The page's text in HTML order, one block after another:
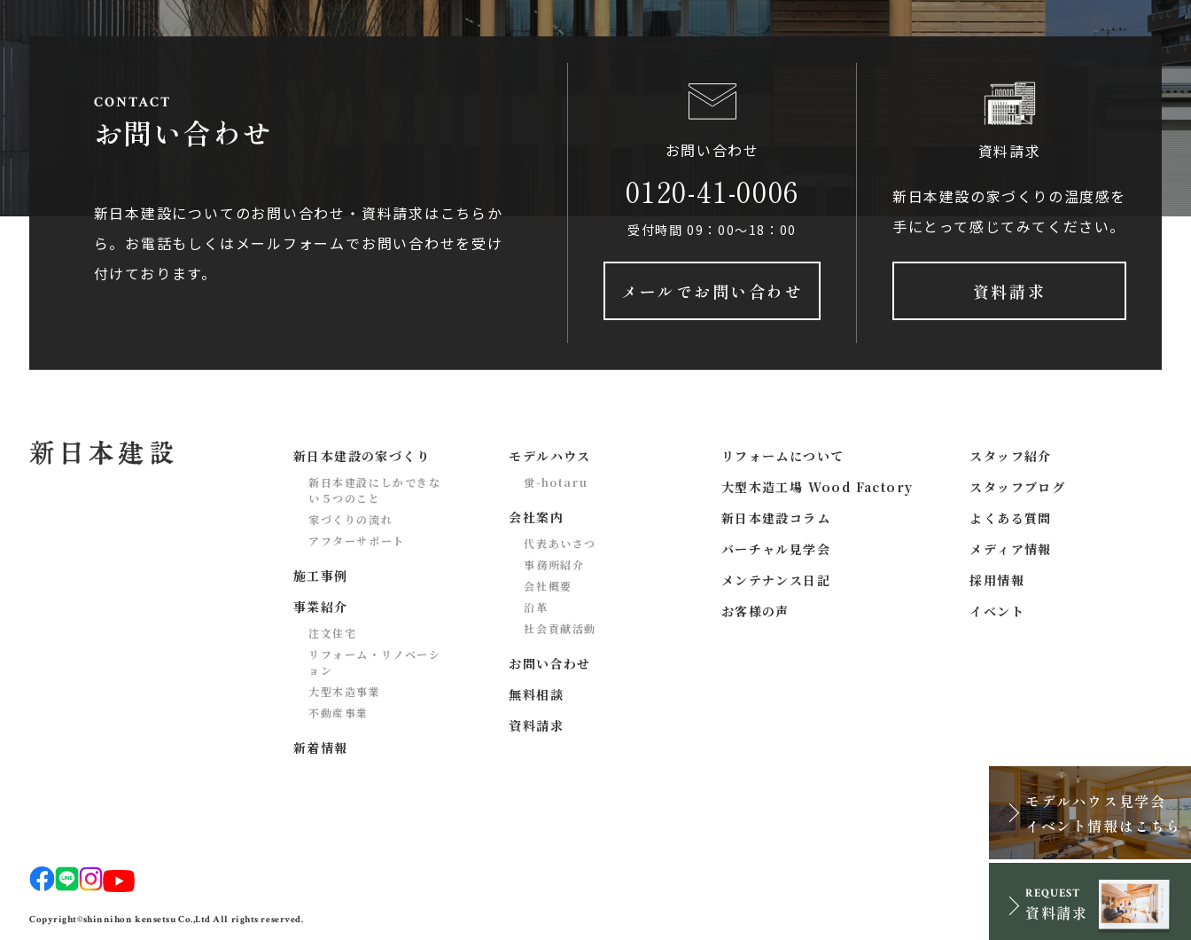
お問い合わせ
新日本建設についてのお問い合わせ・資料請求はこちらか
ら。お電話もしくはメールフォームでお問い合わせを受け
付けております。
お問い合わせ
0120-41-0006
受付時間 09：00〜18：00
メールでお問い合わせ
資料請求
新日本建設の家づくりの温度感を
手にとって感じてみてください。
資料請求
新日本建設の家づくり
新日本建設にしかできな
い５つのこと
家づくりの流れ
アフターサポート
施工事例
事業紹介
注文住宅
リフォーム・リノベーシ
ョン
大型木造事業
不動産事業
新着情報
モデルハウス
蛍-hotaru
会社案内
代表あいさつ
事務所紹介
会社概要
沿革
社会貢献活動
お問い合わせ
無料相談
資料請求
リフォームについて
大型木造工場 Wood Factory
新日本建設コラム
バーチャル見学会
メンテナンス日記
お客様の声
スタッフ紹介
スタッフブログ
よくある質問
メディア情報
採用情報
イベント
Copyright©shinnihon kensetsu Co.,Ltd All rights reserved.
モデルハウス見学会
イベント情報はこちら
資料請求